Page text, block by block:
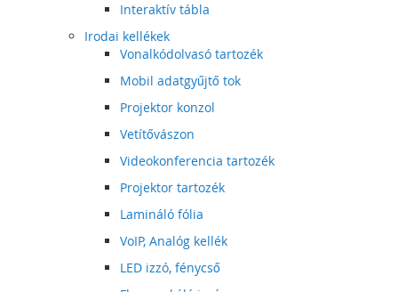
Interaktív tábla
Irodai kellékek
Vonalkódolvasó tartozék
Mobil adatgyűjtő tok
Projektor konzol
Vetítővászon
Videokonferencia tartozék
Projektor tartozék
Lamináló fólia
VoIP, Analóg kellék
LED izzó, fénycső